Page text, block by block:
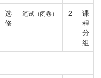
选
修
笔试（闭卷） 2
课
程
分
组